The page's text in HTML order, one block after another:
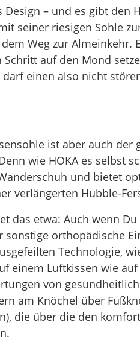
Design – und es gibt den
seiner riesigen Sohle
Weg zur Almeinkehr.
Schritt auf den Mond
darf einen also nicht
ist aber auch
wie HOKA es selbst
und bietet
verlängerten Hubble-
das etwa: Auch wenn
sonstige orthopädische
Technologie,
einem Luftkissen wie
von
am Knöchel über
die über die den